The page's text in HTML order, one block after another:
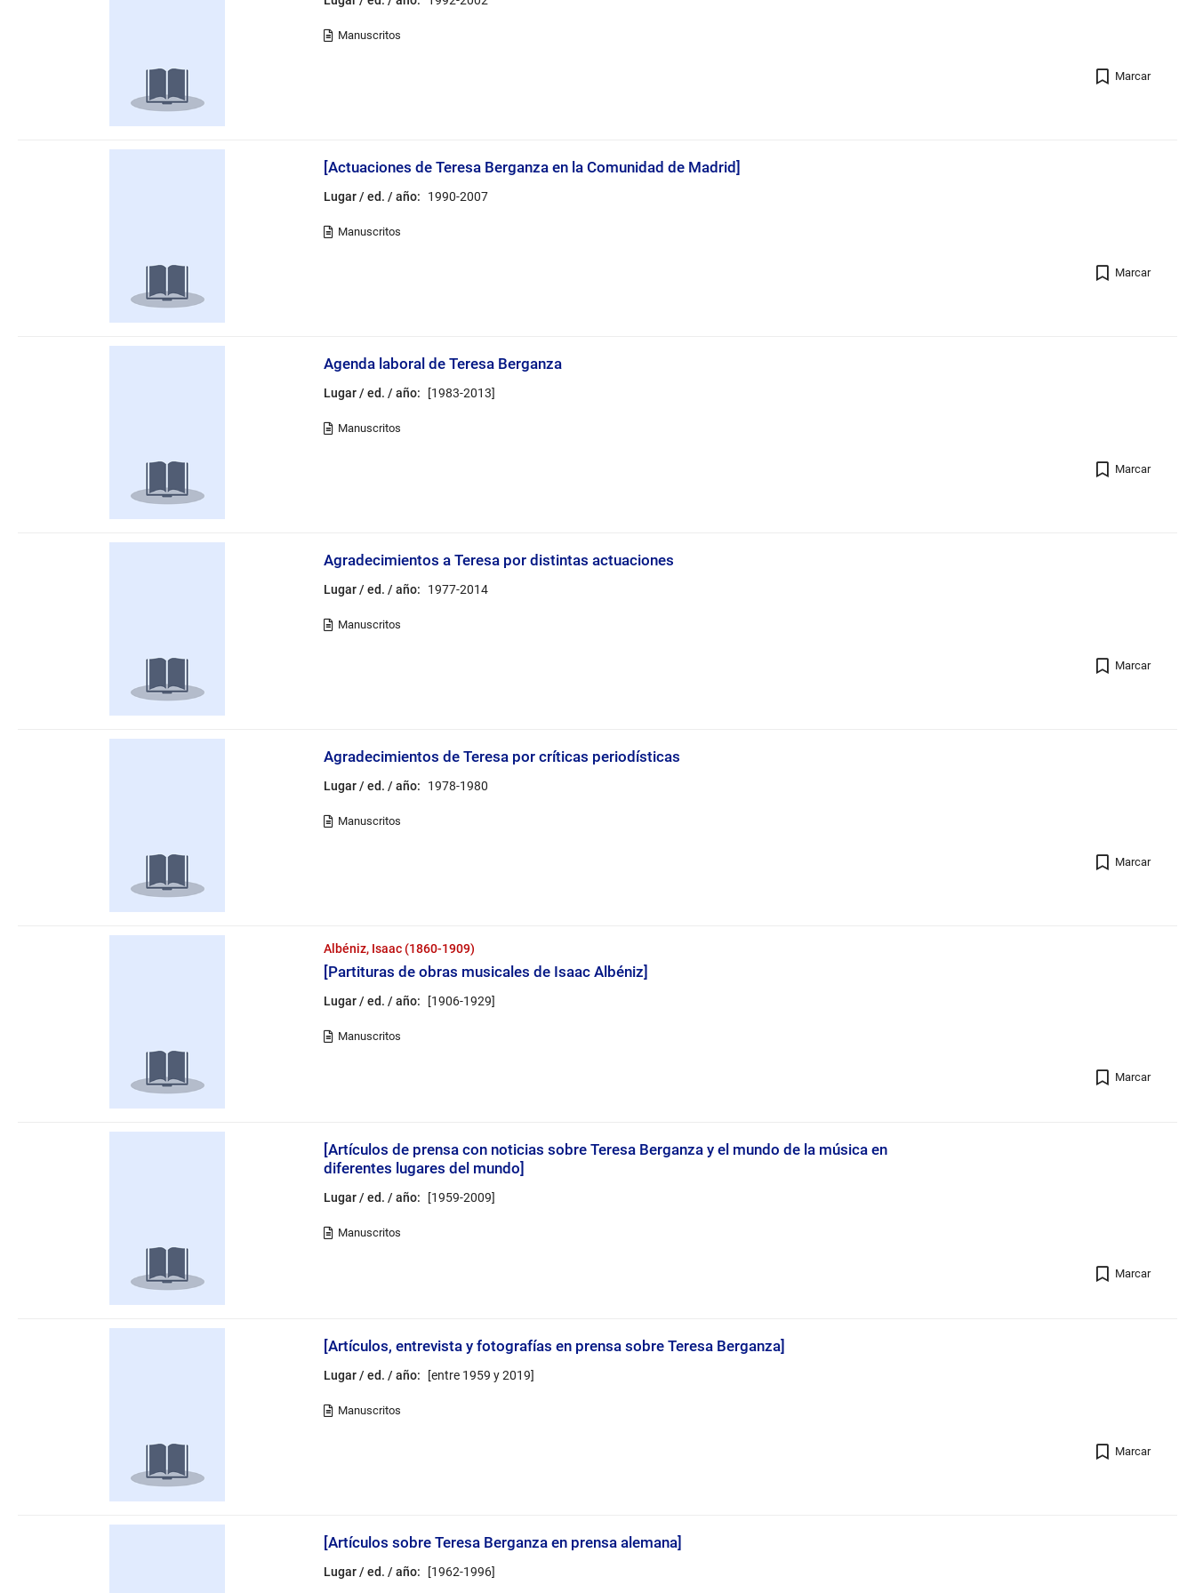
MarcarRegistro
[Actuaciones de Teresa Berganza en la Comunidad de Madrid]
Lugar / ed. / año: 1990-2007
MarcarRegistro
Agenda laboral de Teresa Berganza
Lugar / ed. / año: [1983-2013]
MarcarRegistro
Agradecimientos a Teresa por distintas actuaciones
Lugar / ed. / año: 1977-2014
MarcarRegistro
Agradecimientos de Teresa por críticas periodísticas
Lugar / ed. / año: 1978-1980
MarcarRegistro
Albéniz, Isaac (1860-1909)
[Partituras de obras musicales de Isaac Albéniz]
Lugar / ed. / año: [1906-1929]
MarcarRegistro
[Artículos de prensa con noticias sobre Teresa Berganza y el mundo de la música en
diferentes lugares del mundo]
Lugar / ed. / año: [1959-2009]
MarcarRegistro
[Artículos, entrevista y fotografías en prensa sobre Teresa Berganza]
Lugar / ed. / año: [entre 1959 y 2019]
MarcarRegistro
[Artículos sobre Teresa Berganza en prensa alemana]
Lugar / ed. / año: [1962-1996]